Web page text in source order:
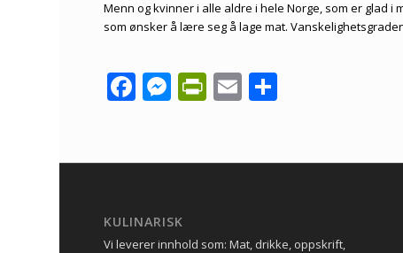
Menn og kvinner i alle aldre i hele Norge, som er glad
som ønsker å lære seg å lage mat.
Facebook
Messenger
PrintFriendly
Email
KULINARISK
Vi leverer innhold som: Mat, drikke, oppskrift,